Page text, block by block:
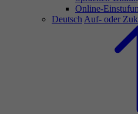
Online-
Deutsch Auf- oder